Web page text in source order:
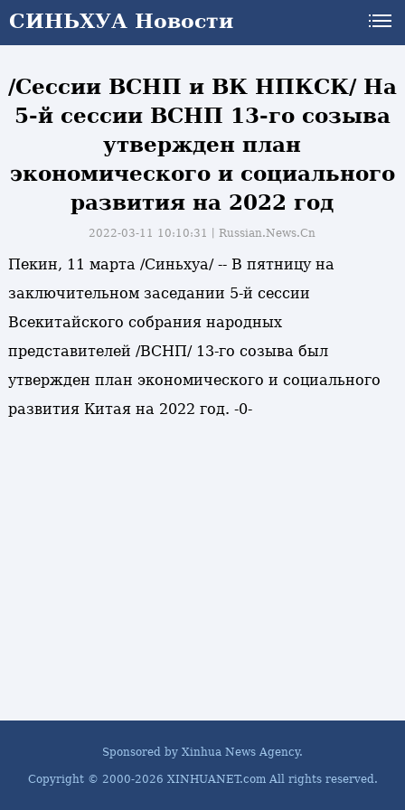
СИНЬХУА Новости
/Сессии ВСНП и ВК НПКСК/ На
5-й сессии ВСНП 13-го созыва
утвержден план
экономического и социального
развития на 2022 год
2022-03-11 10:10:31丨Russian.News.Cn
Пекин, 11 марта /Синьхуа/ -- В пятницу на
заключительном заседании 5-й сессии
Всекитайского собрания народных
представителей /ВСНП/ 13-го созыва был
утвержден план экономического и социального
развития Китая на 2022 год. -0-
Sponsored by Xinhua News Agency.
Copyright © 2000-2026 XINHUANET.com All rights reserved.